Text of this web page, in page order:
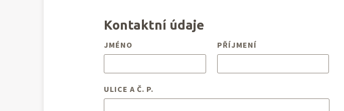
Kontaktní údaje
JMÉNO PŘÍJMENÍ
ULICE A Č. P.